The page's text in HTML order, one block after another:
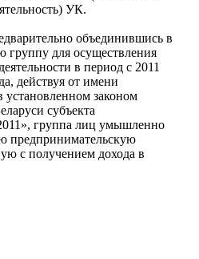
УК.
объединившись в
группу для осуществления
в период с 2011
действуя от имени
установленном законом
субъекта
группа лиц умышленно
предпринимательскую
с получением дохода в